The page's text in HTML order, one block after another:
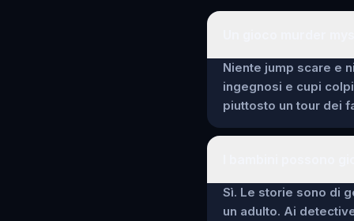
Niente jump scare e
ingegnosi e cupi
piuttosto un tour dei
Sì. Le storie sono di
un adulto. Ai